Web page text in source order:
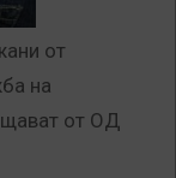
от
на
от ОД